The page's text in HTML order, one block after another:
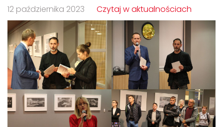
12 października 2023 Czytaj w aktualnościach